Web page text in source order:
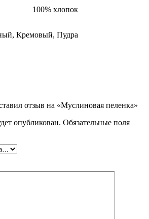
100% хлопок
, Кремовый, Пудра
отзыв на «Муслиновая пеленка»
опубликован. Обязательные поля